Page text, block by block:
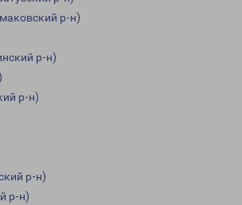
р-н)
р-н)
р-н)
р-н)
р-н)